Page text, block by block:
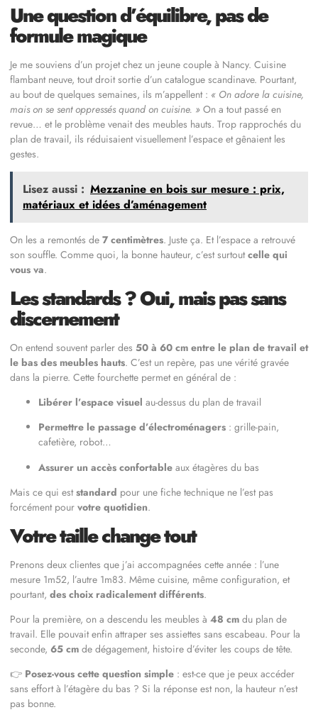
Une question d’équilibre, pas de
formule magique
Je me souviens d’un projet chez un jeune couple à Nancy. Cuisine
flambant neuve, tout droit sortie d’un catalogue scandinave. Pourtant,
au bout de quelques semaines, ils m’appellent : « On adore la cuisine,
mais on se sent oppressés quand on cuisine. » On a tout passé en
revue… et le problème venait des meubles hauts. Trop rapprochés du
plan de travail, ils réduisaient visuellement l’espace et gênaient les
gestes.
Lisez aussi : Mezzanine en bois sur mesure : prix,
matériaux et idées d’aménagement
On les a remontés de 7 centimètres. Juste ça. Et l’espace a retrouvé
son souffle. Comme quoi, la bonne hauteur, c’est surtout celle qui
vous va.
Les standards ? Oui, mais pas sans
discernement
On entend souvent parler des 50 à 60 cm entre le plan de travail et
le bas des meubles hauts. C’est un repère, pas une vérité gravée
dans la pierre. Cette fourchette permet en général de :
Libérer l’espace visuel au-dessus du plan de travail
Permettre le passage d’électroménagers : grille-pain,
cafetière, robot…
Assurer un accès confortable aux étagères du bas
Mais ce qui est standard pour une fiche technique ne l’est pas
forcément pour votre quotidien.
Votre taille change tout
Prenons deux clientes que j’ai accompagnées cette année : l’une
mesure 1m52, l’autre 1m83. Même cuisine, même configuration, et
pourtant, des choix radicalement différents.
Pour la première, on a descendu les meubles à 48 cm du plan de
travail. Elle pouvait enfin attraper ses assiettes sans escabeau. Pour la
seconde, 65 cm de dégagement, histoire d’éviter les coups de tête.
👉 Posez-vous cette question simple : est-ce que je peux accéder
sans effort à l’étagère du bas ? Si la réponse est non, la hauteur n’est
pas bonne.